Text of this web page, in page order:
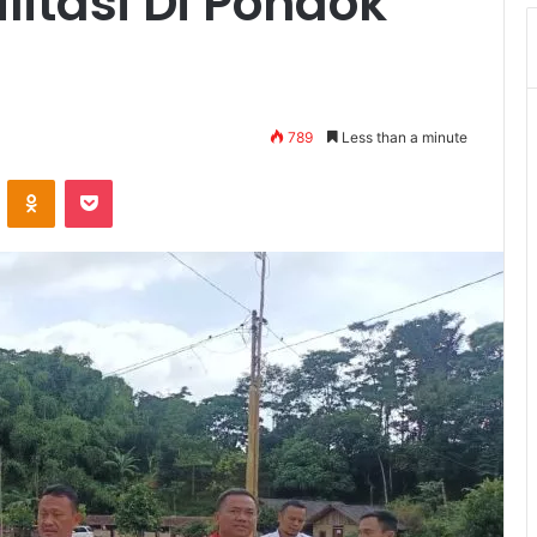
789 Less than a minute
Odnoklassniki
Pocket